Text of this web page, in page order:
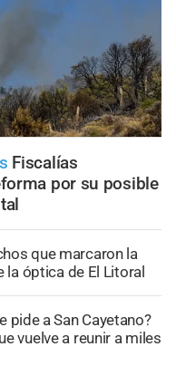
Fiscalías
por su posible
que marcaron la
la óptica de El Litoral
pide a San Cayetano?
vuelve a reunir a miles